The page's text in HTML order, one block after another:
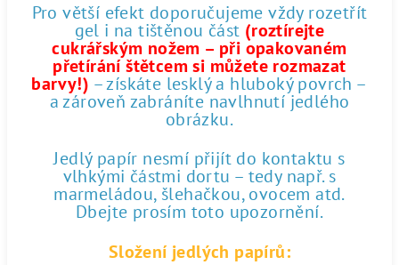
Pro větší efekt doporučujeme vždy rozetřít
gel i na tištěnou část (roztírejte
cukrářským nožem – při opakovaném
přetírání štětcem si můžete rozmazat
barvy!) – získáte lesklý a hluboký povrch –
a zároveň zabráníte navlhnutí jedlého
obrázku.
Jedlý papír nesmí přijít do kontaktu s
vlhkými částmi dortu – tedy např. s
marmeládou, šlehačkou, ovocem atd.
Dbejte prosím toto upozornění.
Složení jedlých papírů: